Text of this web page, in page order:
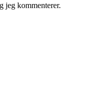
jeg kommenterer.